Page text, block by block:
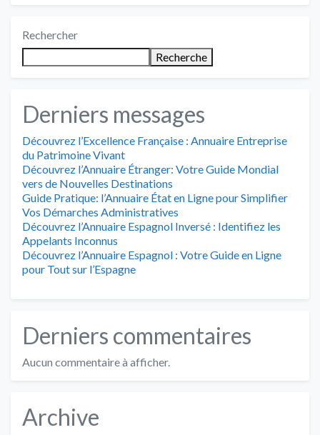
Rechercher
Recherche
Derniers messages
Découvrez l’Excellence Française : Annuaire Entreprise
du Patrimoine Vivant
Découvrez l’Annuaire Étranger: Votre Guide Mondial
vers de Nouvelles Destinations
Guide Pratique: l’Annuaire État en Ligne pour Simplifier
Vos Démarches Administratives
Découvrez l’Annuaire Espagnol Inversé : Identifiez les
Appelants Inconnus
Découvrez l’Annuaire Espagnol : Votre Guide en Ligne
pour Tout sur l’Espagne
Derniers commentaires
Aucun commentaire à afficher.
Archive